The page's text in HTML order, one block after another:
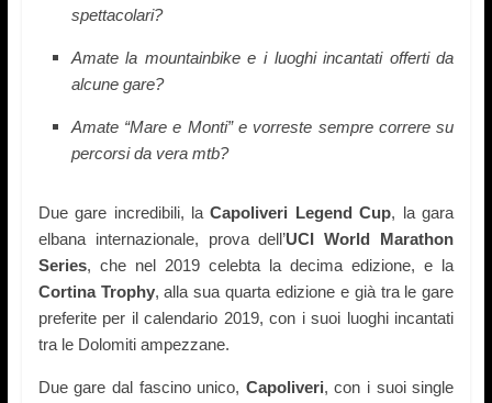
spettacolari?
Amate la mountainbike e i luoghi incantati offerti da
alcune gare?
Amate “Mare e Monti” e vorreste sempre correre su
percorsi da vera mtb?
Due gare incredibili, laCapoliveri Legend Cup, la gara
elbana internazionale, prova dell’UCI World Marathon
Series, che nel 2019 celebta la decima edizione, e la
Cortina Trophy, alla suaquarta edizione e già tra le gare
preferite per il calendario 2019, con i suoi luoghi incantati
tra le Dolomiti ampezzane.
Due gare dal fascino unico, Capoliveri, con i suoi single